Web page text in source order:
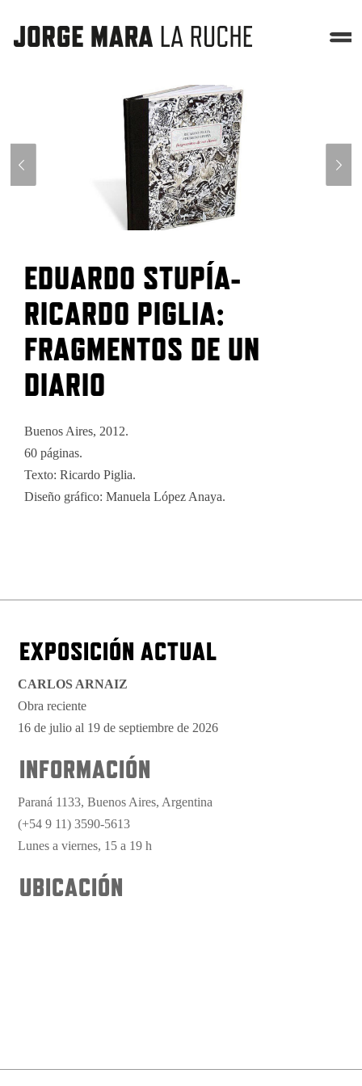
EDUARDO STUPÍA-
RICARDO PIGLIA:
FRAGMENTOS DE UN
DIARIO
Buenos Aires, 2012.
60 páginas.
Texto: Ricardo Piglia.
Diseño gráfico: Manuela López Anaya.
EXPOSICIÓN ACTUAL
CARLOS ARNAIZ
Obra reciente
16 de julio al 19 de septiembre de 2026
INFORMACIÓN
Paraná 1133, Buenos Aires, Argentina
(+54 9 11) 3590-5613
Lunes a viernes, 15 a 19 h
UBICACIÓN